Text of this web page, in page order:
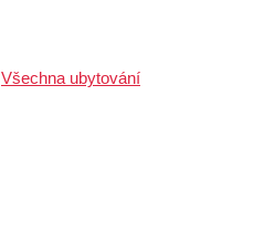
Všechna ubytování